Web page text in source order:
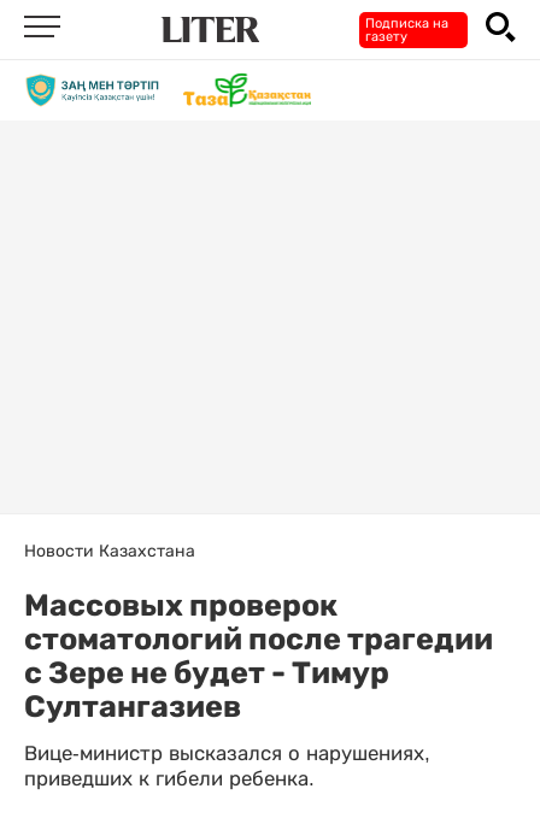
Подписка на
газету
Новости Казахстана
Массовых проверок
стоматологий после трагедии
с Зере не будет - Тимур
Султангазиев
Вице-министр высказался о нарушениях,
приведших к гибели ребенка.